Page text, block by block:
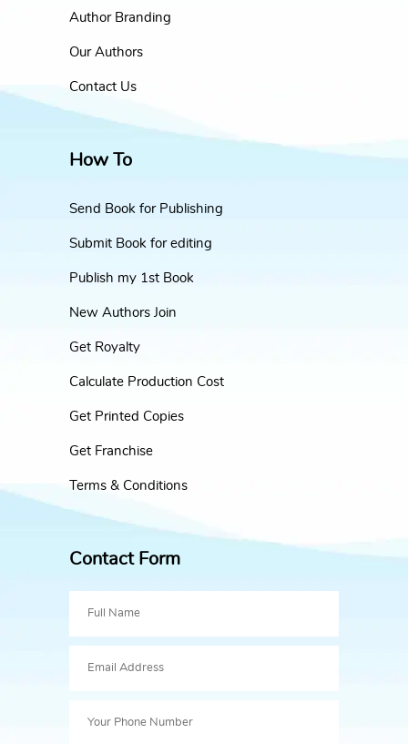
Author Branding
Our Authors
Contact Us
How To
Send Book for Publishing
Submit Book for editing
Publish my 1st Book
New Authors Join
Get Royalty
Calculate Production Cost
Get Printed Copies
Get Franchise
Terms & Conditions
Contact Form